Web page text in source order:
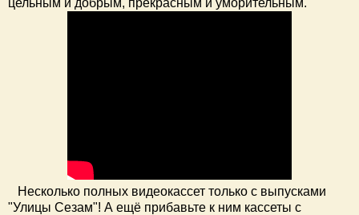
Несколько полных видеокассет только с выпусками
"Улицы Сезам"! А ещё прибавьте к ним кассеты с